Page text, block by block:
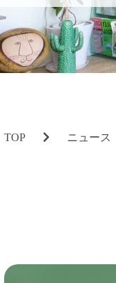
TOP ニュース